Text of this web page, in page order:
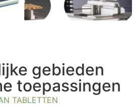
gebieden
toepassingen
TABLETTEN